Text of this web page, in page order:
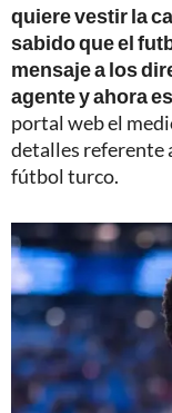
quiere vestir la
sabido que el
mensaje a los
agente y ahora
portal web el
detalles referente
fútbol turco.